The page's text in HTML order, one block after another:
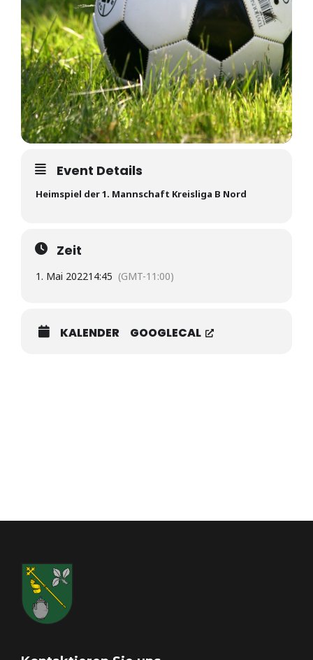
Event Details
Heimspiel der 1. Mannschaft Kreisliga B Nord
Zeit
1. Mai 202214:45 (GMT-11:00)
KALENDER GOOGLECAL